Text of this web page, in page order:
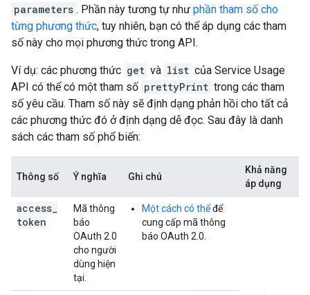
parameters . Phần này tương tự như phần tham số cho
từng phương thức, tuy nhiên, bạn có thể áp dụng các tham
số này cho mọi phương thức trong API.
Ví dụ: các phương thức get và list của Service Usage
API có thể có một tham số prettyPrint trong các tham
số yêu cầu. Tham số này sẽ định dạng phản hồi cho tất cả
các phương thức đó ở định dạng dễ đọc. Sau đây là danh
sách các tham số phổ biến:
Thông số Ý nghĩa Ghi chú
Khả năng
áp dụng
access
token
Mã thông
báo
OAuth 2.0
cho người
dùng hiện
tại.
Một cách có thểđể
cung cấp mã thông
báo OAuth 2.0.